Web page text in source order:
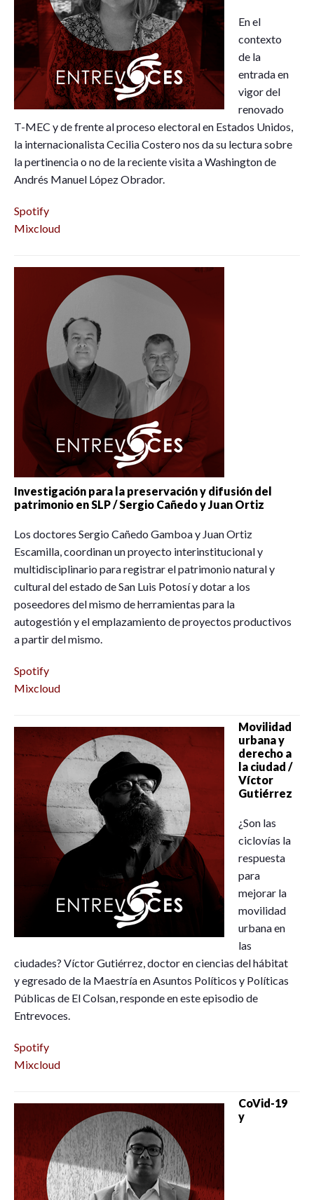
En el
contexto
de la
entrada en
vigor del
renovado
T-MEC y de frente al proceso electoral en Estados Unidos,
la internacionalista Cecilia Costero nos da su lectura sobre
la pertinencia o no de la reciente visita a Washington de
Andrés Manuel López Obrador.
Spotify
Mixcloud
Investigación para la preservación y difusión del
patrimonio en SLP / Sergio Cañedo y Juan Ortiz
Los doctores Sergio Cañedo Gamboa y Juan Ortiz
Escamilla, coordinan un proyecto interinstitucional y
multidisciplinario para registrar el patrimonio natural y
cultural del estado de San Luis Potosí y dotar a los
poseedores del mismo de herramientas para la
autogestión y el emplazamiento de proyectos productivos
a partir del mismo.
Spotify
Mixcloud
Movilidad
urbana y
derecho a
la ciudad /
Víctor
Gutiérrez
¿Son las
ciclovías la
respuesta
para
mejorar la
movilidad
urbana en
las
ciudades? Víctor Gutiérrez, doctor en ciencias del hábitat
y egresado de la Maestría en Asuntos Políticos y Políticas
Públicas de El Colsan, responde en este episodio de
Entrevoces.
Spotify
Mixcloud
CoVid-19
y